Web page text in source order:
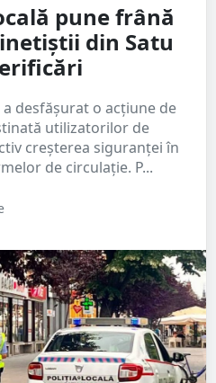
pune frână
din Satu
desfășurat o acțiune de
utilizatorilor de
creșterea siguranței în
de circulație. P...